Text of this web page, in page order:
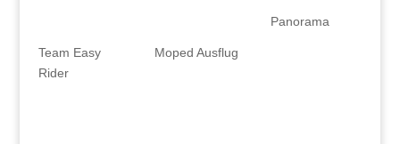
Team Easy
Rider
Moped Ausflug
Panorama